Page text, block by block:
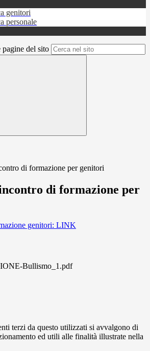
genitori
personale
del sito
di formazione per genitori
di formazione per
genitori: LINK
Bullismo_1.pdf
terzi da questo utilizzati si avvalgono di
ed utili alle finalità illustrate nella